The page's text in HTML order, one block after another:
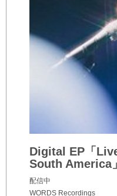
Digital EP「
South America」
配信中
WORDS Recordings